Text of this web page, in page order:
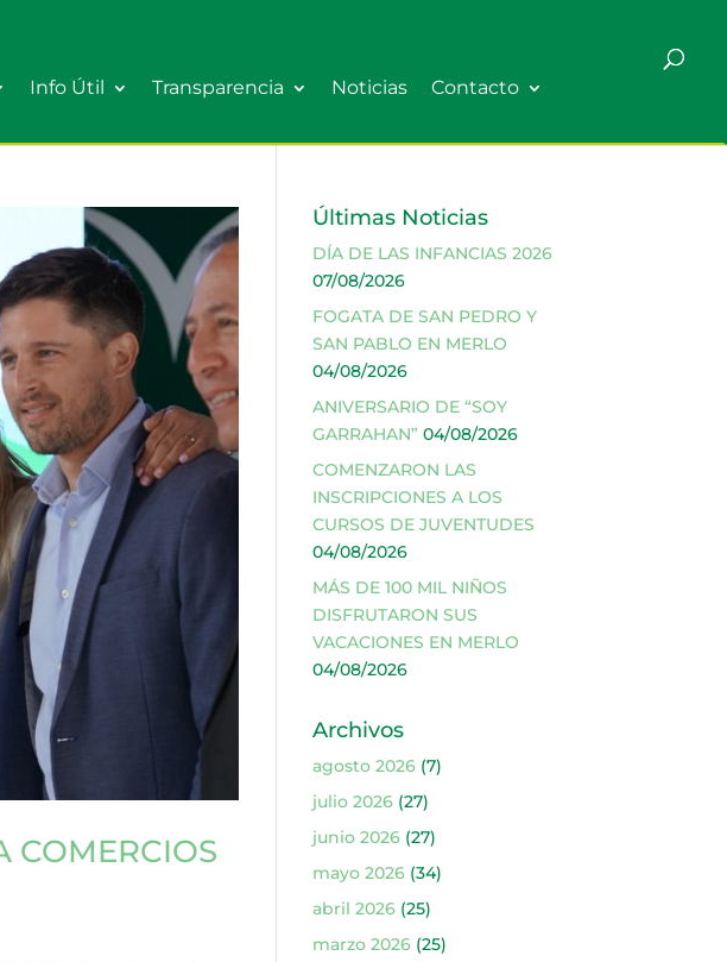
Info Útil Transparencia Noticias Contacto
COMERCIOS
Últimas Noticias
DÍA DE LAS INFANCIAS 2026
07/08/2026
FOGATA DE SAN PEDRO Y
SAN PABLO EN MERLO
04/08/2026
ANIVERSARIO DE “SOY
GARRAHAN” 04/08/2026
COMENZARON LAS
INSCRIPCIONES A LOS
CURSOS DE JUVENTUDES
04/08/2026
MÁS DE 100 MIL NIÑOS
DISFRUTARON SUS
VACACIONES EN MERLO
04/08/2026
Archivos
agosto 2026(7)
julio 2026(27)
junio 2026(27)
mayo 2026(34)
abril 2026(25)
marzo 2026(25)